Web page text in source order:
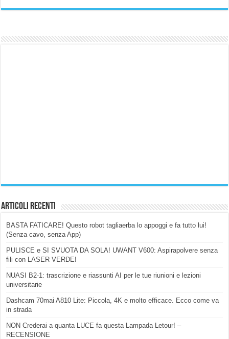
Articoli Recenti
BASTA FATICARE! Questo robot tagliaerba lo appoggi e fa tutto lui!
(Senza cavo, senza App)
PULISCE e SI SVUOTA DA SOLA! UWANT V600: Aspirapolvere senza
fili con LASER VERDE!
NUASI B2-1: trascrizione e riassunti AI per le tue riunioni e lezioni
universitarie
Dashcam 70mai A810 Lite: Piccola, 4K e molto efficace. Ecco come va
in strada
NON Crederai a quanta LUCE fa questa Lampada Letour! –
RECENSIONE